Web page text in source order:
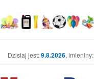
Dzisiaj jest:9.8.2026, imieniny: